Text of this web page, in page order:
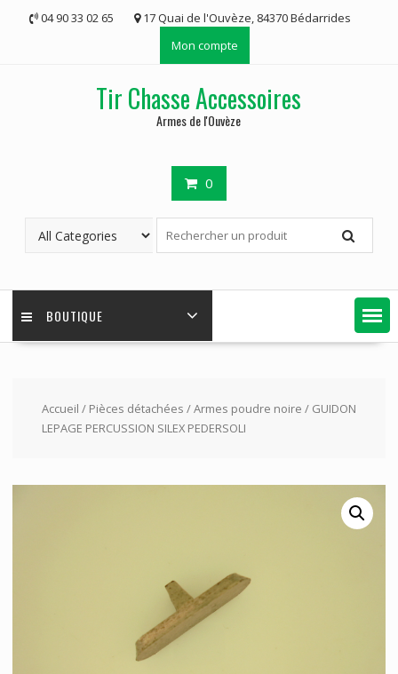
04 90 33 02 65
17 Quai de l'Ouvèze, 84370 Bédarrides
Mon compte
Tir Chasse Accessoires
Armes de l'Ouvèze
0
BOUTIQUE
Accueil / Pièces détachées /Armes poudre noire / GUIDON
LEPAGE PERCUSSION SILEX PEDERSOLI